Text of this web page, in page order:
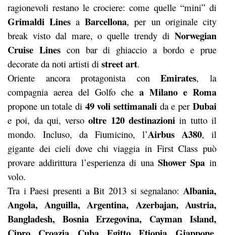
ragionevoli restano le crociere: come quelle “mini” di
Grimaldi Lines aBarcellona, per un originale city
break visto dal mare, o quelle trendy di Norwegian
Cruise Lines con bar di ghiaccio a bordo e prue
decorate da noti artisti di street art.
Oriente ancora protagonista conEmirates, la
compagnia aerea del Golfo che a Milano e Roma
propone un totale di 49 voli settimanali da e per Dubai
e poi, da qui, versooltre 120 destinazioni in tutto il
mondo. Incluso, da Fiumicino, l’Airbus A380, il
gigante dei cieli dove chi viaggia in First Class può
provare addirittura l’esperienza di unaShower Spa in
volo.
Tra i Paesi presenti a Bit 2013 si segnalano: Albania,
Angola, Anguilla, Argentina, Azerbajan, Austria,
Bangladesh, Bosnia Erzegovina, Cayman Island,